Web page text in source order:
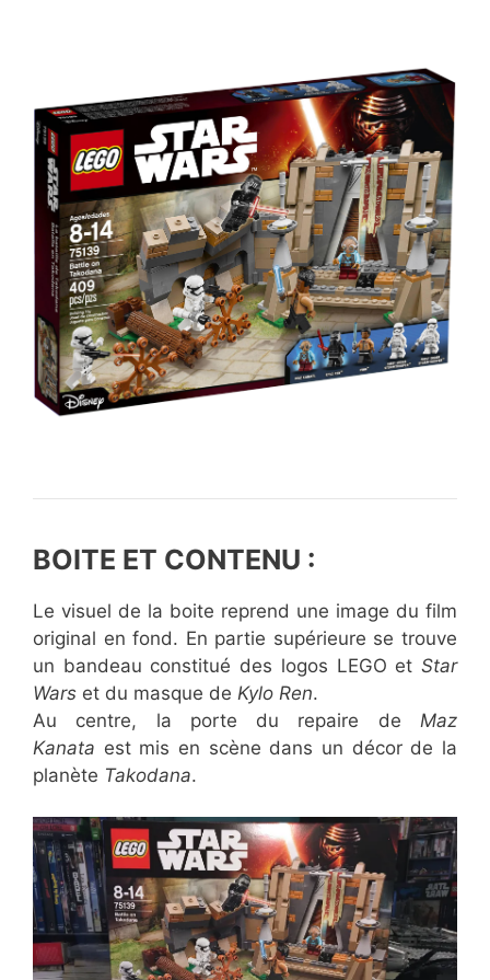
BOITE ET CONTENU :
Le visuel de la boite reprend une image du film
original en fond. En partie supérieure se trouve
un bandeau constitué des logos LEGO et Star
Wars et du masque de Kylo Ren.
Au centre, la porte du repaire de Maz
Kanata est mis en scène dans un décor de la
planète Takodana.